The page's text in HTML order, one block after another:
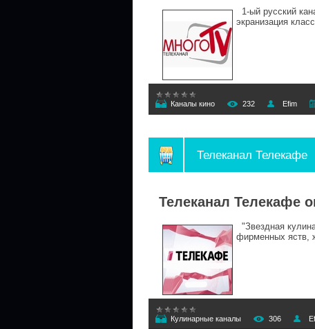
1-ый русский
экранизация
Каналы кино 232 Efim
Телеканал Телекафе
Телеканал Телекафе
"Звездная
фирменных яств,
Кулинарные каналы 306